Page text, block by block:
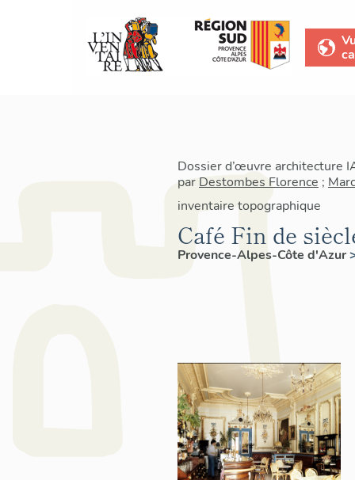
Dossier d’œuvre architecture
par Destombes Florence ;
inventaire topographique
Café Fin de
Provence-Alpes-Côte d'Azur